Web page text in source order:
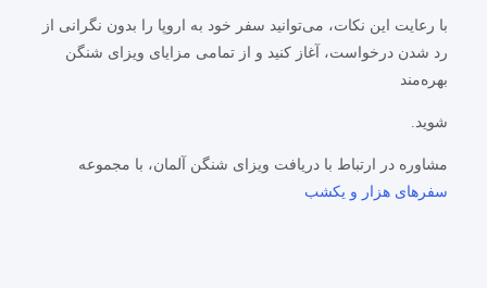
با رعایت این نکات، می‌توانید سفر خود به اروپا را بدون نگرانی از
رد شدن درخواست، آغاز کنید و از تمامی مزایای ویزای شنگن
بهره‌مند
شوید.
مشاوره در ارتباط با دریافت ویزای شنگن آلمان، با مجموعه
سفرهای هزار و یکشب